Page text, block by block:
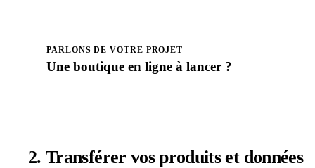
PARLONS DE VOTRE PROJET
Une boutique en ligne à lancer ?
2. Transférer vos produits et données